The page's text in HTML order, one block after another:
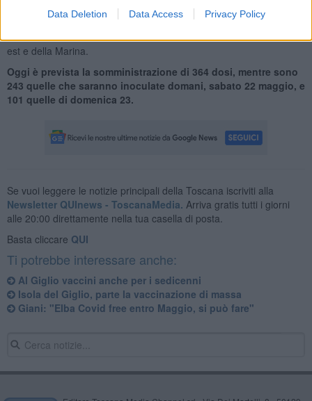
Data Deletion Data Access Privacy Policy
I vaccini sono stati trasportati sull'isola dalla Marina Militare. Le
somministrazioni sono effettuate da medici e infermieri della Asl sud
est e della Marina.
Oggi è prevista la somministrazione di 364 dosi, mentre sono
243 quelle che saranno inoculate domani, sabato 22 maggio, e
101 quelle di domenica 23.
Se vuoi leggere le notizie principali della Toscana iscriviti alla
Newsletter QUInews - ToscanaMedia. Arriva gratis tutti i giorni
alle 20:00 direttamente nella tua casella di posta.
Basta cliccare QUI
Ti potrebbe interessare anche:
Al Giglio vaccini anche per i sedicenni
Isola del Giglio, parte la vaccinazione di massa
Giani: "Elba Covid free entro Maggio, si può fare"